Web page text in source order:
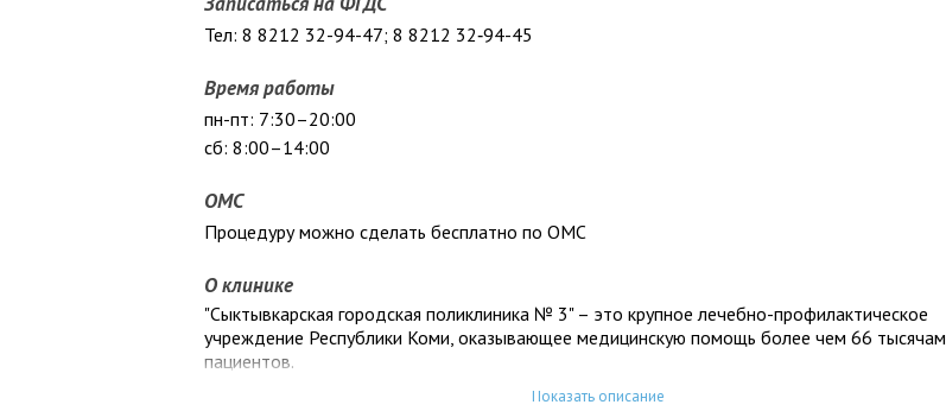
Тел: 8 8212 32-94-47; 8 8212 32‑94-45
Время работы
пн-пт: 7:30–20:00
сб: 8:00–14:00
ОМС
Процедуру можно сделать бесплатно по ОМС
О клинике
"Сыктывкарская городская поликлиника № 3" – это крупное лечебно-профилактическое
учреждение Республики Коми, оказывающее медицинскую помощь более чем 66 тысячам
пациентов.
Показать описание